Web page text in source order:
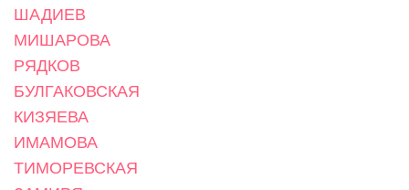
ШАДИЕВ
МИШАРОВА
РЯДКОВ
БУЛГАКОВСКАЯ
КИЗЯЕВА
ИМАМОВА
ТИМОРЕВСКАЯ